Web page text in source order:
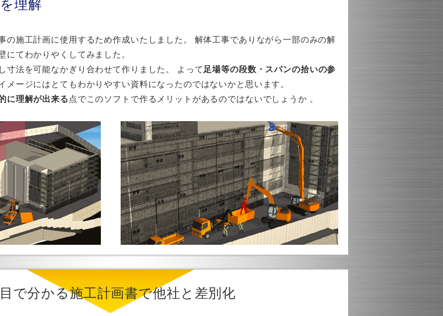
理解
の施工計画に使用するため作成いたしました。 解体工事でありながら一部のみの解
てわかりやくしてみました。
寸法を可能なかぎり合わせて作りました。 よって足場等の段数・スパンの拾いの参
メージにはとてもわかりやすい資料になったのではないかと思います。
に理解が出来る点でこのソフトで作るメリットがあるのではないでしょうか 。
で分かる施工計画書で他社と差別化